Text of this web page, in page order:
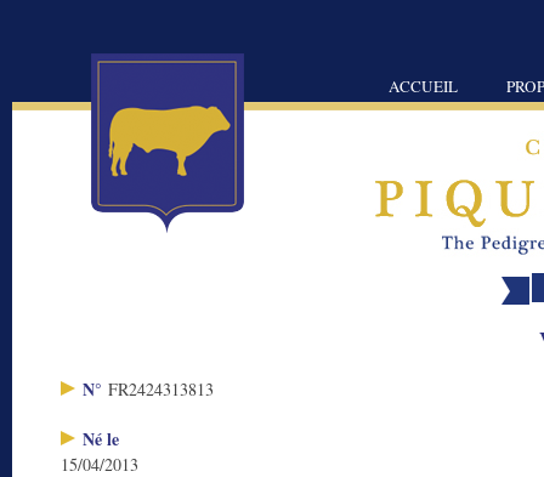
ACCUEIL
N° FR2424313813
Né le
15/04/2013